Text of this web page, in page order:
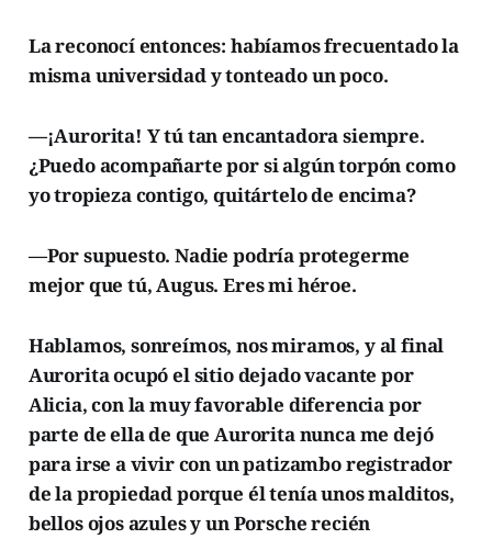
La reconocí entonces: habíamos frecuentado la
misma universidad y tonteado un poco.
—¡Aurorita! Y tú tan encantadora siempre.
¿Puedo acompañarte por si algún torpón como
yo tropieza contigo, quitártelo de encima?
—Por supuesto. Nadie podría protegerme
mejor que tú, Augus. Eres mi héroe.
Hablamos, sonreímos, nos miramos, y al final
Aurorita ocupó el sitio dejado vacante por
Alicia, con la muy favorable diferencia por
parte de ella de que Aurorita nunca me dejó
para irse a vivir con un patizambo registrador
de la propiedad porque él tenía unos malditos,
bellos ojos azules y un Porsche recién